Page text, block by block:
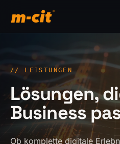
// LEISTUNGEN
Lösungen,
Business
Ob komplette digitale